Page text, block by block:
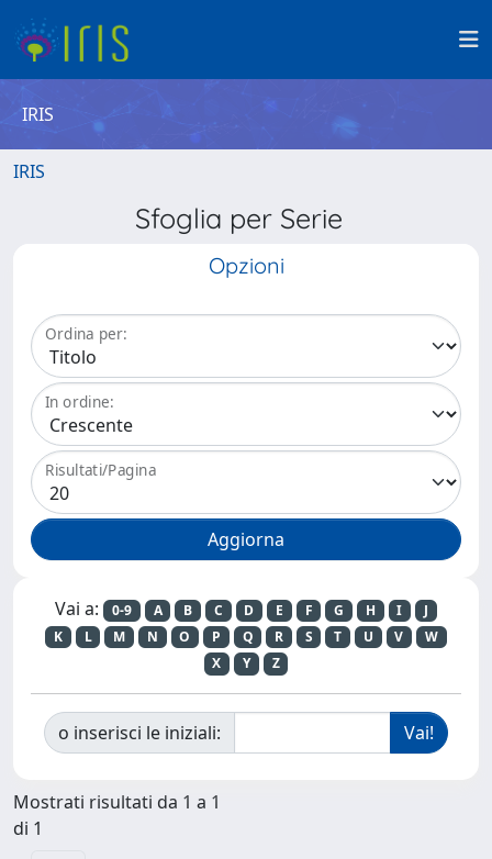
IRIS
IRIS
Sfoglia per Serie
Opzioni
Ordina per:
In ordine:
Risultati/Pagina
Vai a: 0-9 A B C D E F G H I
J
K
L M N O P Q R S T U V
W
X
Y Z
o inserisci le iniziali:
Mostrati risultati da 1 a 1
di 1